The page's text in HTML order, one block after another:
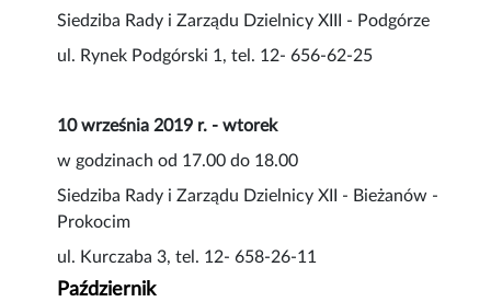
Siedziba Rady i Zarządu Dzielnicy XIII - Podgórze
ul. Rynek Podgórski 1, tel. 12- 656-62-25
10 września 2019 r. - wtorek
w godzinach od 17.00 do 18.00
Siedziba Rady i Zarządu Dzielnicy XII - Bieżanów -
Prokocim
ul. Kurczaba 3, tel. 12- 658-26-11
Październik